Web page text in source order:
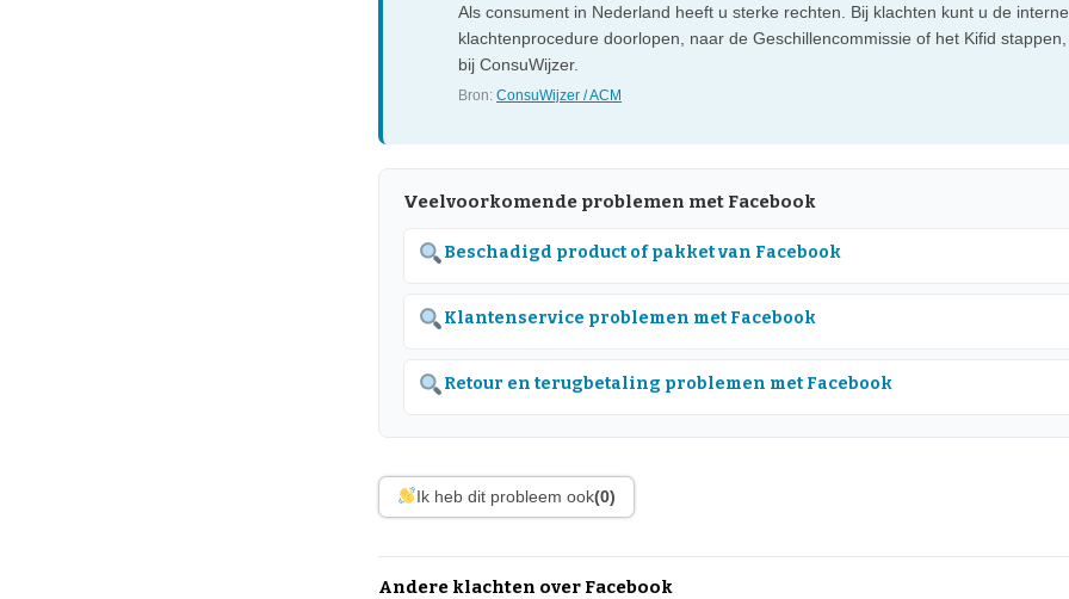
Als consument in Nederland heeft u sterke rechten. Bij klachten kunt u de interne
klachtenprocedure doorlopen, naar de Geschillencommissie of het Kifid
bij ConsuWijzer.
Bron:ConsuWijzer / ACM
Veelvoorkomende problemen met Facebook
Beschadigd product of pakket van Facebook
Klantenservice problemen met Facebook
Retour en terugbetaling problemen met Facebook
Ik heb dit probleem ook(0)
Andere klachten over Facebook